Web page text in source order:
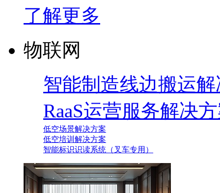
了解更多
物联网
智能制造线边搬运
RaaS运营服务解决
低空场景解决方案
低空培训解决方案
智能标识识读系统（叉车专用）